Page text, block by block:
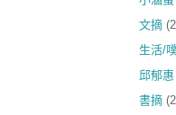
文摘
生活/
邱郁惠
書摘